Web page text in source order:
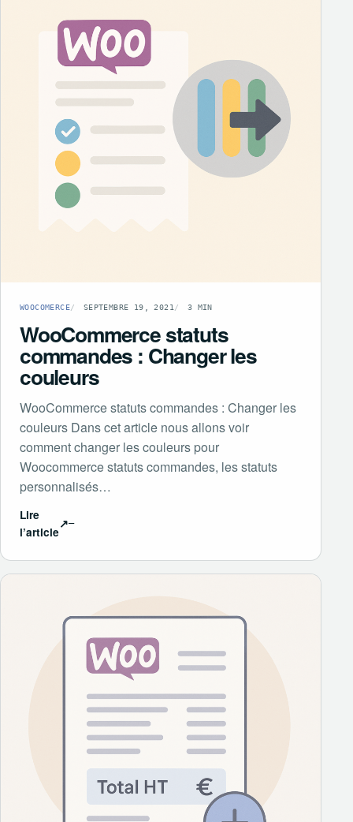
WOOCOMERCE SEPTEMBRE 19, 2021 3 MIN
WooCommerce statuts
commandes : Changer les
couleurs
WooCommerce statuts commandes : Changer les
couleurs Dans cet article nous allons voir
comment changer les couleurs pour
Woocommerce statuts commandes, les statuts
personnalisés…
Lire
l’article
↗